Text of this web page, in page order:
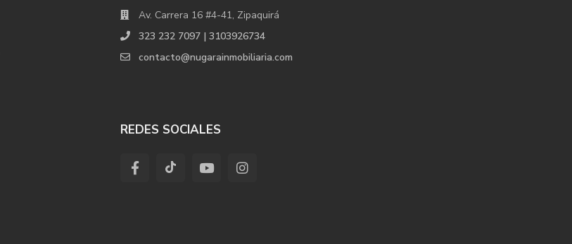
Av. Carrera 16 #4-41, Zipaquirá
323 232 7097 | 3103926734
contacto@nugarainmobiliaria.com
REDES SOCIALES